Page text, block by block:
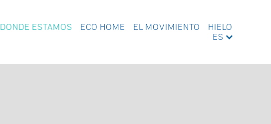
DONDE ESTAMOS ECO HOME EL MOVIMIENTO
HIELO
ES